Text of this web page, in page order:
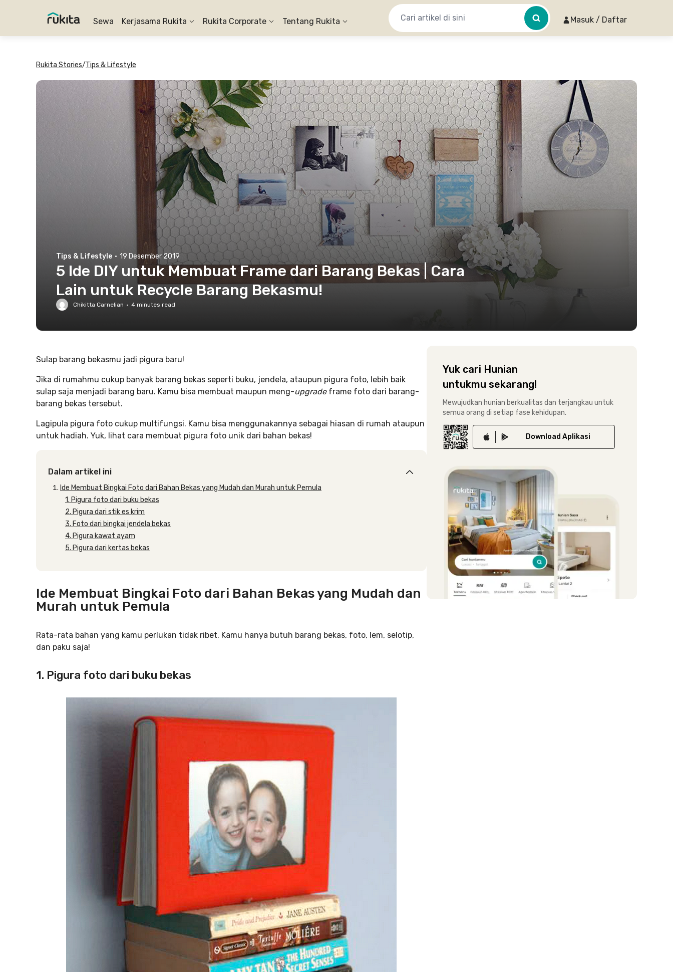
Sewa Kerjasama Rukita Rukita Corporate Tentang Rukita Masuk / Daftar
Rukita Stories/Tips & Lifestyle
Tips & Lifestyle · 19 Desember 2019
5 Ide DIY untuk Membuat Frame dari Barang Bekas | Cara
Lain untuk Recycle Barang Bekasmu!
Chikitta Carnelian · 4 minutes read
Sulap barang bekasmu jadi pigura baru!
Jika di rumahmu cukup banyak barang bekas seperti buku, jendela, ataupun pigura foto, lebih baik
sulap saja menjadi barang baru. Kamu bisa membuat maupun meng-upgradeframe foto dari barang-
barang bekas tersebut.
Lagipula pigura foto cukup multifungsi. Kamu bisa menggunakannya sebagai hiasan di rumah ataupun
untuk hadiah. Yuk, lihat cara membuat pigura foto unik dari bahan bekas!
Dalam artikel ini
Ide Membuat Bingkai Foto dari Bahan Bekas yang Mudah dan Murah untuk Pemula
1. Pigura foto dari buku bekas
2. Pigura dari stik es krim
3. Foto dari bingkai jendela bekas
4. Pigura kawat ayam
5. Pigura dari kertas bekas
Ide Membuat Bingkai Foto dari Bahan Bekas yang Mudah dan
Murah untuk Pemula
Rata-rata bahan yang kamu perlukan tidak ribet. Kamu hanya butuh barang bekas, foto, lem, selotip,
dan paku saja!
1. Pigura foto dari buku bekas
Yuk cari Hunian
untukmu sekarang!
Mewujudkan hunian berkualitas dan terjangkau untuk
semua orang di setiap fase kehidupan.
Download Aplikasi